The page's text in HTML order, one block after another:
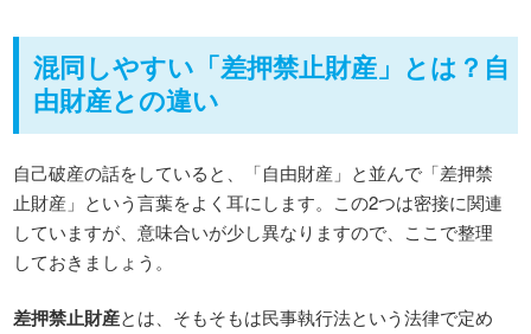
混同しやすい「差押禁止財産」とは？自
由財産との違い
自己破産の話をしていると、「自由財産」と並んで「差押禁
止財産」という言葉をよく耳にします。この2つは密接に関連
していますが、意味合いが少し異なりますので、ここで整理
しておきましょう。
差押禁止財産とは、そもそもは民事執行法という法律で定め